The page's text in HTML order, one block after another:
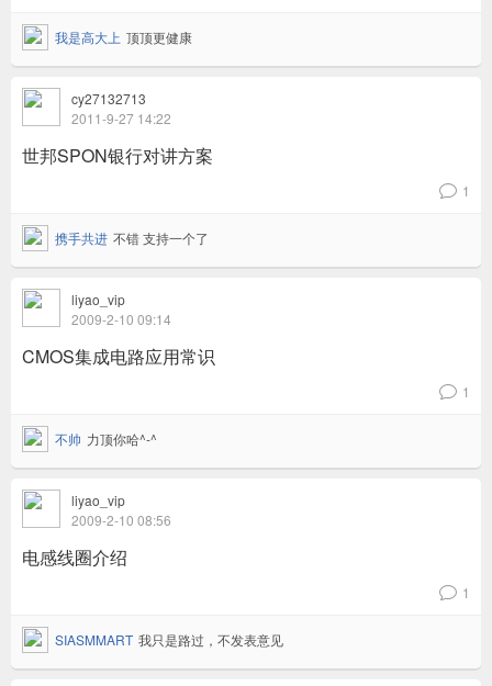
我是高大上 顶顶更健康
cy27132713
2011-9-27 14:22
世邦SPON银行对讲方案
v 1
携手共进 不错 支持一个了
liyao_vip
2009-2-10 09:14
CMOS集成电路应用常识
v 1
不帅 力顶你哈^-^
liyao_vip
2009-2-10 08:56
电感线圈介绍
v 1
SIASMMART 我只是路过，不发表意见